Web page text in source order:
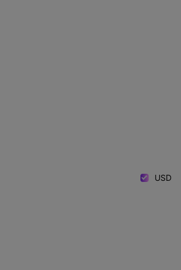
USD